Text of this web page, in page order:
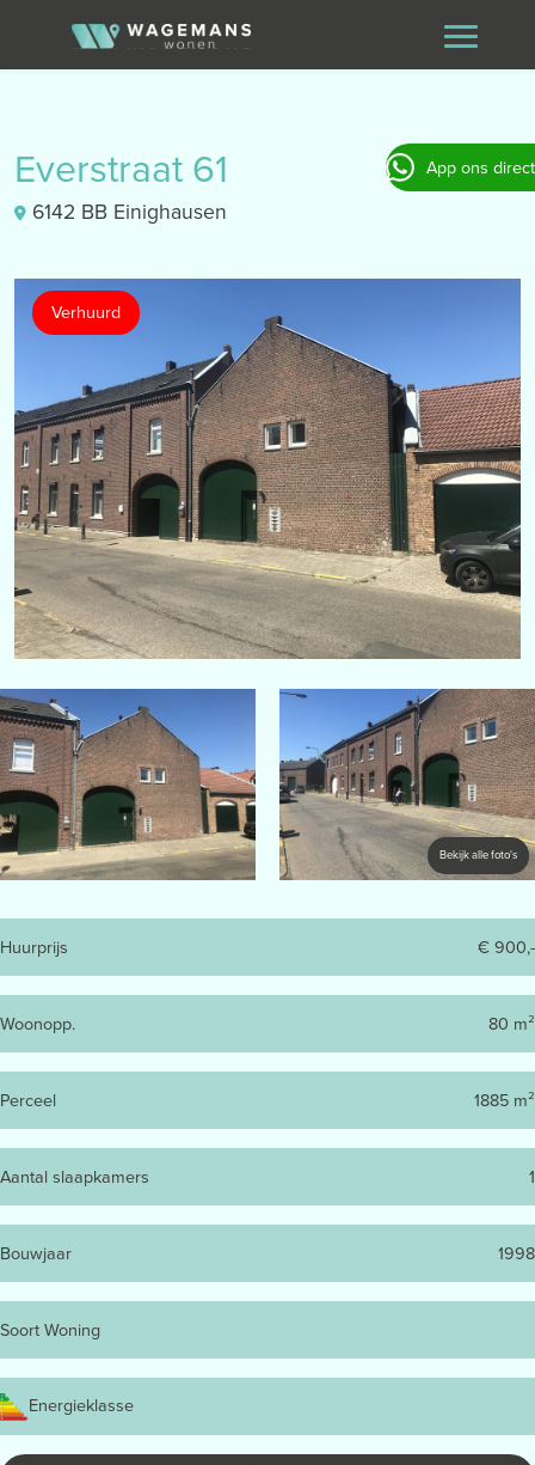
App ons direct
Everstraat 61
6142 BB Einighausen
Verhuurd
Bekijk alle foto's
Huurprijs € 900,-
Woonopp. 80 m²
Perceel 1885 m²
Aantal slaapkamers 1
Bouwjaar 1998
Soort Woning
Energieklasse